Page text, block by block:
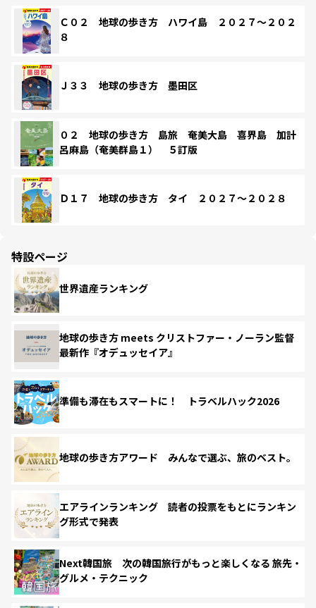
Ｃ０２ 地球の歩き方 ハワイ島 ２０２７～２０２
８
Ｊ３３ 地球の歩き方 墨田区
０２ 地球の歩き方 島旅 奄美大島 喜界島 加計
呂麻島（奄美群島１） ５訂版
Ｄ１７ 地球の歩き方 タイ ２０２７～２０２８
特設ページ
世界遺産ランキング
地球の歩き方 meets クリストファー・ノーラン監督
最新作『オデュッセイア』
準備も滞在もスマートに！ トラベルハック2026
地球の歩き方アワード みんなで選ぶ、旅のベスト。
エアラインランキング 読者の投票をもとにランキン
グ形式で発表
Next韓国旅 次の韓国旅行がもっと楽しくなる 旅先・
グルメ・テクニック